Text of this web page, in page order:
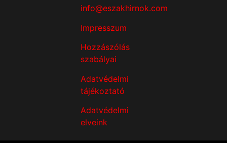
info@eszakhirnok.com
Impresszum
Hozzászólás
szabályai
Adatvédelmi
tájékoztató
Adatvédelmi
elveink